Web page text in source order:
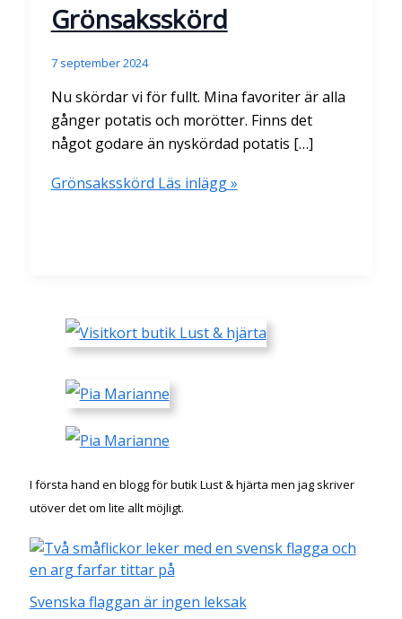
Grönsaksskörd
7 september 2024
Nu skördar vi för fullt. Mina favoriter är alla
gånger potatis och morötter. Finns det
något godare än nyskördad potatis […]
Grönsaksskörd Läs inlägg »
I första hand en blogg för butik Lust & hjärta men jag skriver
utöver det om lite allt möjligt.
Svenska flaggan är ingen leksak